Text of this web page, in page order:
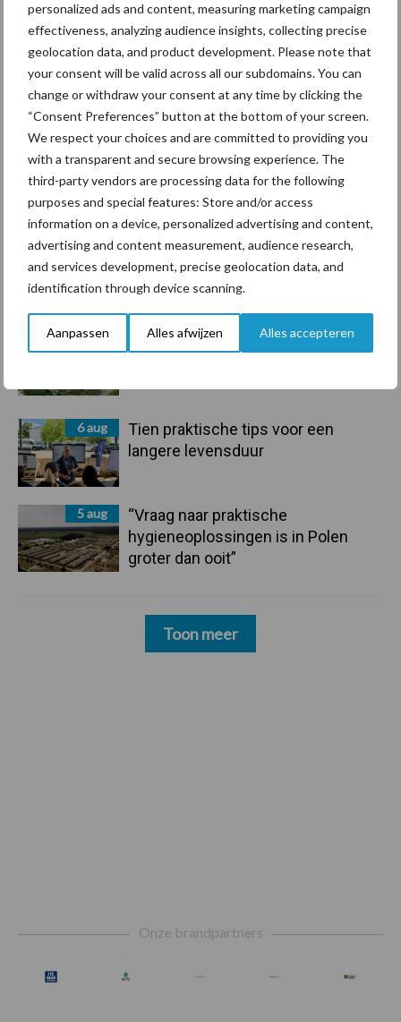
personalized ads and content, measuring marketing campaign
effectiveness, analyzing audience insights, collecting precise
geolocation data, and product development. Please note that
your consent will be valid across all our subdomains. You can
change or withdraw your consent at any time by clicking the
“Consent Preferences” button at the bottom of your screen.
We respect your choices and are committed to providing you
with a transparent and secure browsing experience. The
third-party vendors are processing data for the following
purposes and special features: Store and/or access
information on a device, personalized advertising and content,
advertising and content measurement, audience research,
and services development, precise geolocation data, and
identification through device scanning.
Aanpassen Alles afwijzen Alles accepteren
Primaire
Sidebar
Recent nieuws Partner nieuws
7 aug
Grondstoffenmarkt blijft grillig:
droogte en geopolitiek houden
handel in de greep
7 aug
De speenhuid: een vaak
onderschatte risicofactor voor
mastitis
6 aug
ForFarmers ziet volume en
6 aug
Tien praktische tips voor een
langere levensduur
5 aug
“Vraag naar praktische
hygieneoplossingen is in Polen
groter dan ooit”
Toon meer
Toon meer
Onze brandpartners